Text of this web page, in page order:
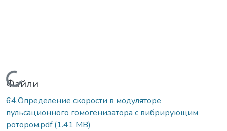
Вантажиться...
Файли
64.Определение скорости в модуляторе
пульсационного гомогенизатора с вибрирующим
ротором.pdf(1.41 MB)